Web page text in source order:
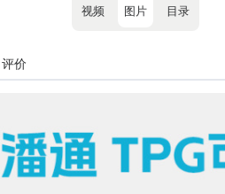
视频 图片 目录
评价